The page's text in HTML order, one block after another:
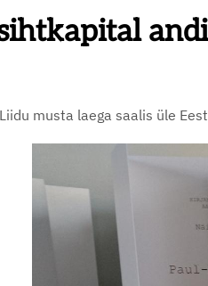
musta laega saalis üle